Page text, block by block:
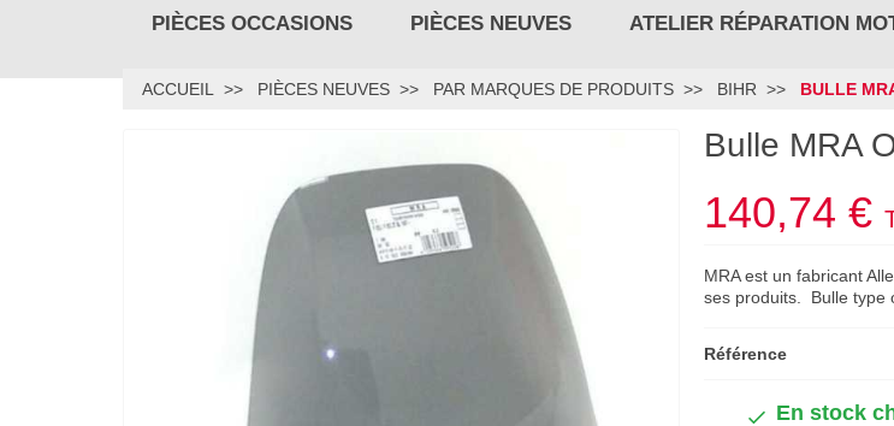
PIÈCES OCCASIONS PIÈCES NEUVES ATELIER RÉPARATION
ACCUEIL PIÈCES NEUVES PAR MARQUES DE PRODUITS BIHR BULLE
Bulle MRA
140,74 €
MRA est un fabricant
ses produits. Bulle type
Référence
En stock